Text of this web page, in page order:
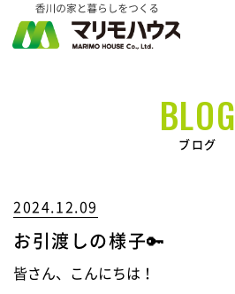
商品ラインナップ
施工実績
BLOG
ブログ
2024.12.09
お引渡しの様子🔑
皆さん、こんにちは！